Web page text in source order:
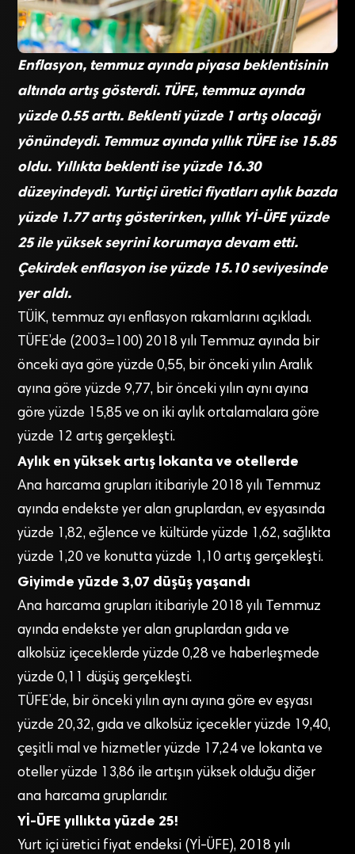
Enflasyon, temmuz ayında piyasa beklentisinin
altında artış gösterdi. TÜFE, temmuz ayında
yüzde 0.55 arttı. Beklenti yüzde 1 artış olacağı
yönündeydi. Temmuz ayında yıllık TÜFE ise 15.85
oldu. Yıllıkta beklenti ise yüzde 16.30
düzeyindeydi. Yurtiçi üretici fiyatları aylık bazda
yüzde 1.77 artış gösterirken, yıllık Yİ-ÜFE yüzde
25 ile yüksek seyrini korumaya devam etti.
Çekirdek enflasyon ise yüzde 15.10 seviyesinde
yer aldı.
TÜİK, temmuz ayı enflasyon rakamlarını açıkladı.
TÜFE’de (2003=100) 2018 yılı Temmuz ayında bir
önceki aya göre yüzde 0,55, bir önceki yılın Aralık
ayına göre yüzde 9,77, bir önceki yılın aynı ayına
göre yüzde 15,85 ve on iki aylık ortalamalara göre
yüzde 12 artış gerçekleşti.
Aylık en yüksek artış lokanta ve otellerde
Ana harcama grupları itibariyle 2018 yılı Temmuz
ayında endekste yer alan gruplardan, ev eşyasında
yüzde 1,82, eğlence ve kültürde yüzde 1,62, sağlıkta
yüzde 1,20 ve konutta yüzde 1,10 artış gerçekleşti.
Giyimde yüzde 3,07 düşüş yaşandı
Ana harcama grupları itibariyle 2018 yılı Temmuz
ayında endekste yer alan gruplardan gıda ve
alkolsüz içeceklerde yüzde 0,28 ve haberleşmede
yüzde 0,11 düşüş gerçekleşti.
TÜFE’de, bir önceki yılın aynı ayına göre ev eşyası
yüzde 20,32, gıda ve alkolsüz içecekler yüzde 19,40,
çeşitli mal ve hizmetler yüzde 17,24 ve lokanta ve
oteller yüzde 13,86 ile artışın yüksek olduğu diğer
ana harcama gruplarıdır.
Yİ-ÜFE yıllıkta yüzde 25!
Yurt içi üretici fiyat endeksi (Yİ-ÜFE), 2018 yılı